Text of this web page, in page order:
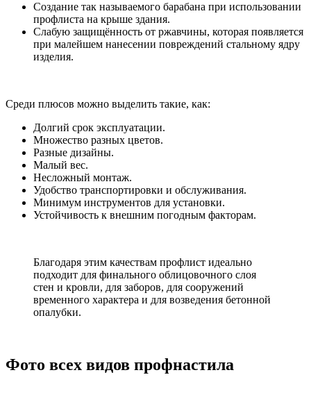
Создание так называемого барабана при использовании
профлиста на крыше здания.
Слабую защищённость от ржавчины, которая появляется
при малейшем нанесении повреждений стальному ядру
изделия.
Среди плюсов можно выделить такие, как:
Долгий срок эксплуатации.
Множество разных цветов.
Разные дизайны.
Малый вес.
Несложный монтаж.
Удобство транспортировки и обслуживания.
Минимум инструментов для установки.
Устойчивость к внешним погодным факторам.
Благодаря этим качествам профлист идеально
подходит для финального облицовочного слоя
стен и кровли, для заборов, для сооружений
временного характера и для возведения бетонной
опалубки.
Фото всех видов профнастила